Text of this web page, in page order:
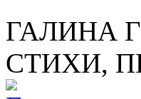
ГАЛИНА
СТИХИ,